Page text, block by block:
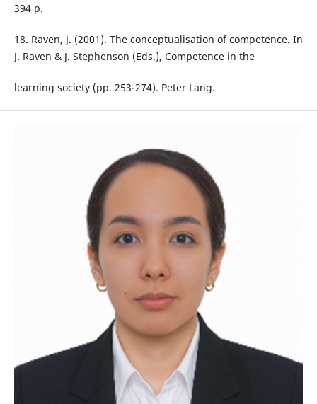
394 p.
18. Raven, J. (2001). The conceptualisation of competence. In
J. Raven & J. Stephenson (Eds.), Competence in the
learning society (pp. 253-274). Peter Lang.